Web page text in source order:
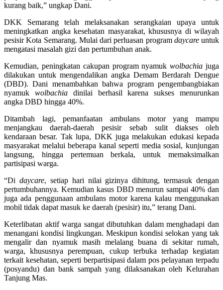
kurang baik,” ungkap Dani.
DKK Semarang telah melaksanakan serangkaian upaya untuk
meningkatkan angka kesehatan masyarakat, khususnya di wilayah
pesisir Kota Semarang. Mulai dari perluasan program daycare untuk
mengatasi masalah gizi dan pertumbuhan anak.
Kemudian, peningkatan cakupan program nyamukwolbachiajuga
dilakukan untuk mengendalikan angka Demam Berdarah Dengue
(DBD). Dani menambahkan bahwa program pengembangbiakan
nyamuk wolbachiadinilai berhasil karena sukses menurunkan
angka DBD hingga 40%.
Ditambah lagi, pemanfaatan ambulans motor yang mampu
menjangkau daerah-daerah pesisir sebab sulit diakses oleh
kendaraan besar. Tak lupa, DKK juga melakukan edukasi kepada
masyarakat melalui beberapa kanal seperti media sosial, kunjungan
langsung, hingga pertemuan berkala, untuk memaksimalkan
partisipasi warga.
“Di daycare, setiap hari nilai gizinya dihitung, termasuk dengan
pertumbuhannya. Kemudian kasus DBD menurun sampai 40% dan
juga ada penggunaan ambulans motor karena kalau menggunakan
mobil tidak dapat masuk ke daerah (pesisir) itu,” terang Dani.
Keterlibatan aktif warga sangat dibutuhkan dalam menghadapi dan
menangani kondisi lingkungan. Meskipun kondisi selokan yang tak
mengalir dan nyamuk masih melalang buana di sekitar rumah,
warga, khususnya perempuan, cukup terbuka terhadap kegiatan
terkait kesehatan, seperti berpartisipasi dalam pos pelayanan terpadu
(posyandu) dan bank sampah yang dilaksanakan oleh Kelurahan
Tanjung Mas.